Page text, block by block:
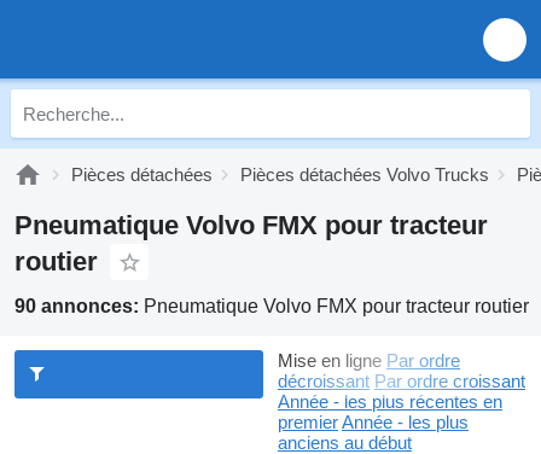
Pièces détachées Pièces détachées Volvo Trucks
Pneumatique Volvo FMX pour tracteur
routier
90 annonces: Pneumatique Volvo FMX pour tracteur routier
Mise en ligne Par ordre
décroissant Par ordre croissant
Année - les plus récentes en
premierAnnée - les plus
anciens au début